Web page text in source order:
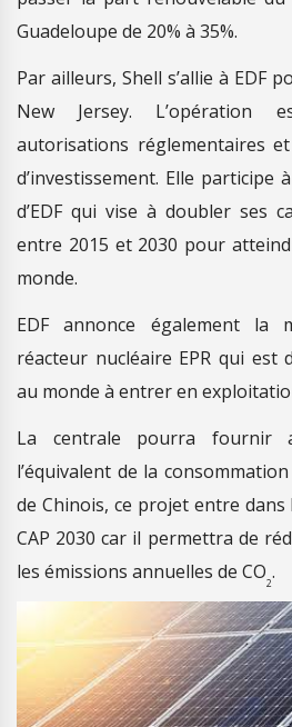
Guadeloupe de 20% à 35%.
Par ailleurs, Shell s’allie à EDF
New Jersey. L’opération
autorisations réglementaires
d’investissement. Elle participe
d’EDF qui vise à doubler ses
entre 2015 et 2030 pour
monde.
EDF annonce également la
réacteur nucléaire EPR qui est
au monde à entrer en
La centrale pourra fournir
l’équivalent de la
de Chinois, ce projet entre
CAP 2030 car il permettra de
les émissions annuelles de CO2.